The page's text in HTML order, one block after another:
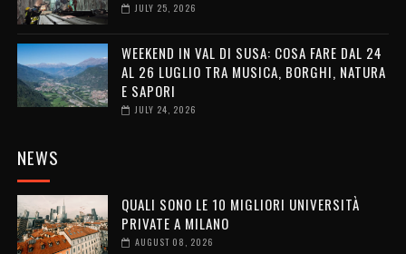
JULY 25, 2026
WEEKEND IN VAL DI SUSA: COSA FARE DAL 24
AL 26 LUGLIO TRA MUSICA, BORGHI, NATURA
E SAPORI
JULY 24, 2026
NEWS
QUALI SONO LE 10 MIGLIORI UNIVERSITÀ
PRIVATE A MILANO
AUGUST 08, 2026